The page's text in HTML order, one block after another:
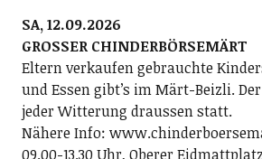
SA, 12.09.2026
GROSSER CHINDERBÖRSEMÄRT
Eltern verkaufen gebrauchte
und Essen gibt’s im Märt-Beizli.
jeder Witterung draussen statt.
Nähere Info:
09.00-13.30 Uhr, Oberer